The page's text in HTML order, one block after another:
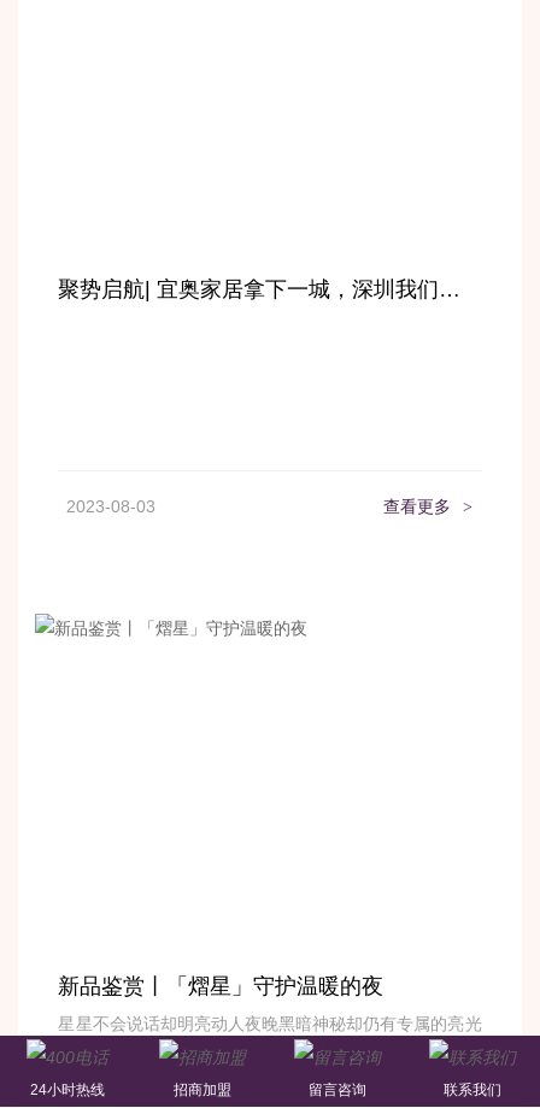
聚势启航| 宜奥家居拿下一城，深圳我们来了
2023-08-03 查看更多 >
新品鉴赏丨「熠星」守护温暖的夜
星星不会说话却明亮动人夜晚黑暗神秘却仍有专属的亮光
守候1.面料层（1）会呼吸的天丝面料使用抗起球天丝面
24小时热线 招商加盟 留言咨询 联系我们